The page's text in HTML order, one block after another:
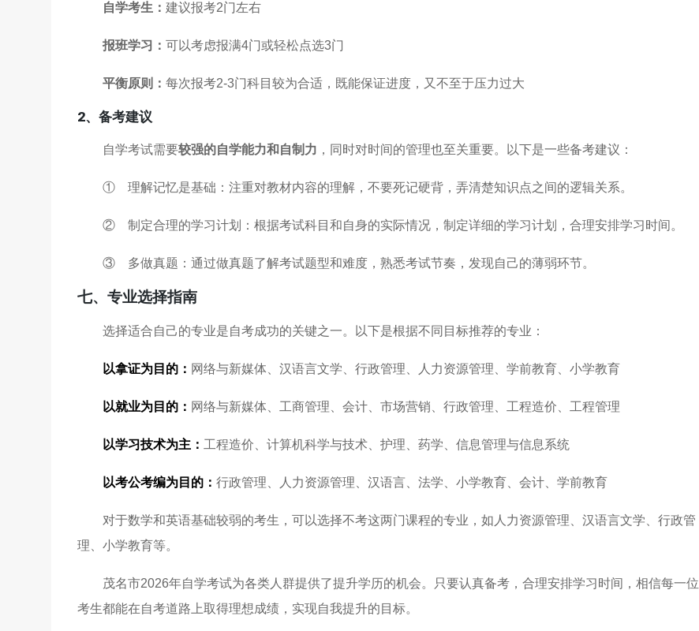
自学考生： 建议报考2门左右
报班学习： 可以考虑报满4门或轻松点选3门
平衡原则： 每次报考2-3门科目较为合适，既能保证进度，又不至于压力过大
2、备考建议
自学考试需要较强的自学能力和自制力 ，同时对时间的管理也至关重要。以下是一些备考建议：
① 理解记忆是基础：注重对教材内容的理解，不要死记硬背，弄清楚知识点之间的逻辑关系。
② 制定合理的学习计划：根据考试科目和自身的实际情况，制定详细的学习计划，合理安排学习时间。
③ 多做真题：通过做真题了解考试题型和难度，熟悉考试节奏，发现自己的薄弱环节。
七、专业选择指南
选择适合自己的专业是自考成功的关键之一。以下是根据不同目标推荐的专业：
以拿证为目的： 网络与新媒体、汉语言文学、行政管理、人力资源管理、学前教育、小学教育
以就业为目的： 网络与新媒体、工商管理、会计、市场营销、行政管理、工程造价、工程管理
以学习技术为主： 工程造价、计算机科学与技术、护理、药学、信息管理与信息系统
以考公考编为目的： 行政管理、人力资源管理、汉语言、法学、小学教育、会计、学前教育
对于数学和英语基础较弱的考生，可以选择不考这两门课程的专业，如人力资源管理、汉语言文学、行政管
理、小学教育等。
茂名市2026年自学考试为各类人群提供了提升学历的机会。只要认真备考，合理安排学习时间，相信每一位
考生都能在自考道路上取得理想成绩，实现自我提升的目标。